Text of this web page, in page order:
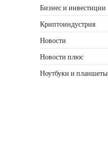
Бизнес и инвестиции
Криптоиндустрия
Новости
Новости плюс
Ноутбуки и планшеты